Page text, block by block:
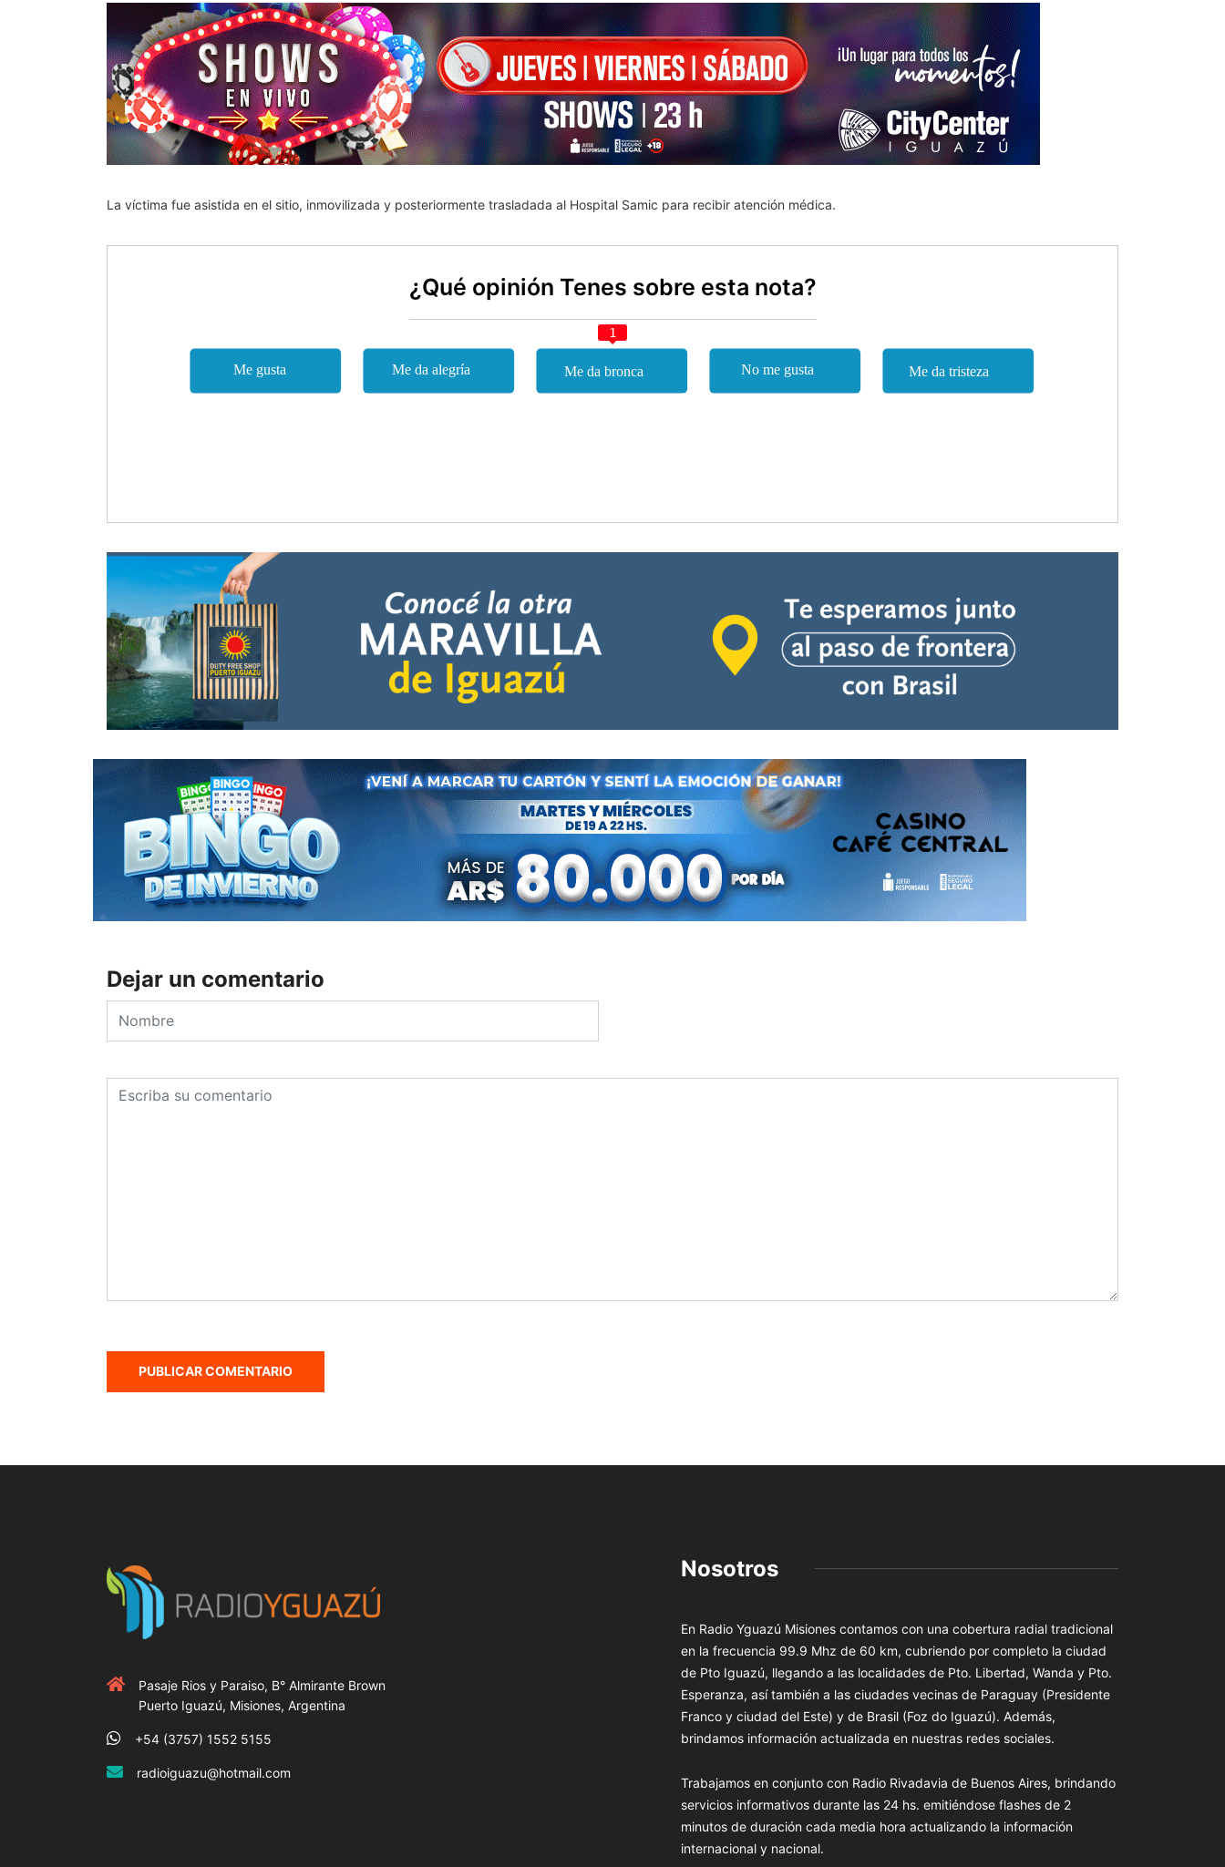
La víctima fue asistida en el sitio, inmovilizada y posteriormente trasladada al Hospital Samic para recibir atención médica.
¿Qué opinión Tenes sobre esta nota?
1
Dejar un comentario
Pasaje Rios y Paraiso, B° Almirante Brown
Puerto Iguazú, Misiones, Argentina
+54 (3757) 1552 5155
radioiguazu@hotmail.com
Nosotros
En Radio Yguazú Misiones contamos con una cobertura radial tradicional
en la frecuencia 99.9 Mhz de 60 km, cubriendo por completo la ciudad
de Pto Iguazú, llegando a las localidades de Pto. Libertad, Wanda y Pto.
Esperanza, así también a las ciudades vecinas de Paraguay (Presidente
Franco y ciudad del Este) y de Brasil (Foz do Iguazú). Además,
brindamos información actualizada en nuestras redes sociales.
Trabajamos en conjunto con Radio Rivadavia de Buenos Aires, brindando
servicios informativos durante las 24 hs. emitiéndose flashes de 2
minutos de duración cada media hora actualizando la información
internacional y nacional.